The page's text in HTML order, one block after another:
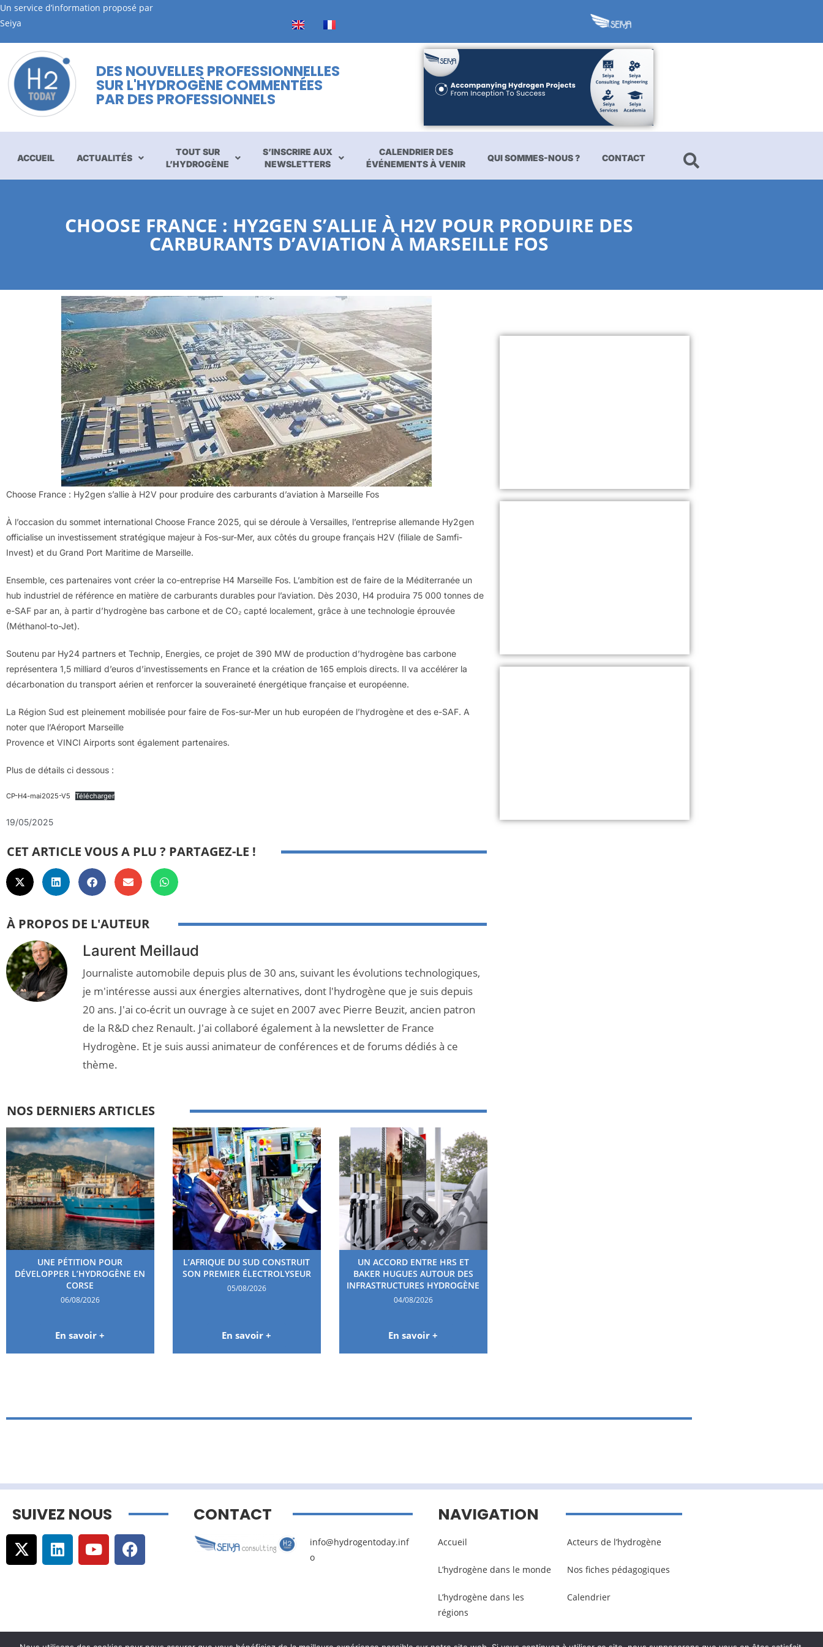
Un service d’information proposé par
Seiya
DES NOUVELLES PROFESSIONNELLES
SUR L'HYDROGÈNE COMMENTÉES
PAR DES PROFESSIONNELS
ACCUEIL ACTUALITÉS
TOUT SUR
L’HYDROGÈNE
S’INSCRIRE AUX
NEWSLETTERS
CALENDRIER DES
ÉVÉNEMENTS À VENIR
QUI SOMMES-NOUS ? CONTACT
CHOOSE FRANCE : HY2GEN S’ALLIE À H2V POUR PRODUIRE DES
CARBURANTS D’AVIATION À MARSEILLE FOS
Choose France : Hy2gen s’allie à H2V pour produire des carburants d’aviation à Marseille Fos
À l’occasion du sommet international Choose France 2025, qui se déroule à Versailles, l’entreprise allemande Hy2gen
officialise un investissement stratégique majeur à Fos-sur-Mer, aux côtés du groupe français H2V (filiale de Samfi-
Invest) et du Grand Port Maritime de Marseille.
Ensemble, ces partenaires vont créer la co-entreprise H4 Marseille Fos. L’ambition est de faire de la Méditerranée un
hub industriel de référence en matière de carburants durables pour l’aviation. Dès 2030, H4 produira 75 000 tonnes de
e-SAF par an, à partir d’hydrogène bas carbone et de CO₂ capté localement, grâce à une technologie éprouvée
(Méthanol-to-Jet).
Soutenu par Hy24 partners et Technip, Energies, ce projet de 390 MW de production d’hydrogène bas carbone
représentera 1,5 milliard d’euros d’investissements en France et la création de 165 emplois directs. Il va accélérer la
décarbonation du transport aérien et renforcer la souveraineté énergétique française et européenne.
La Région Sud est pleinement mobilisée pour faire de Fos-sur-Mer un hub européen de l’hydrogène et des e-SAF. A
noter que l’Aéroport Marseille
Provence et VINCI Airports sont également partenaires.
Plus de détails ci dessous :
CP-H4-mai2025-V5 Télécharger
19/05/2025
CET ARTICLE VOUS A PLU ? PARTAGEZ-LE !
À PROPOS DE L'AUTEUR
Laurent Meillaud
Journaliste automobile depuis plus de 30 ans, suivant les évolutions technologiques,
je m'intéresse aussi aux énergies alternatives, dont l'hydrogène que je suis depuis
20 ans. J'ai co-écrit un ouvrage à ce sujet en 2007 avec Pierre Beuzit, ancien patron
de la R&D chez Renault. J'ai collaboré également à la newsletter de France
Hydrogène. Et je suis aussi animateur de conférences et de forums dédiés à ce
thème.
NOS DERNIERS ARTICLES
UNE PÉTITION POUR
DÉVELOPPER L’HYDROGÈNE EN
CORSE
06/08/2026
En savoir +
L’AFRIQUE DU SUD CONSTRUIT
SON PREMIER ÉLECTROLYSEUR
05/08/2026
En savoir +
UN ACCORD ENTRE HRS ET
BAKER HUGUES AUTOUR DES
INFRASTRUCTURES HYDROGÈNE
04/08/2026
En savoir +
SUIVEZ NOUS CONTACT
info@hydrogentoday.inf
o
NAVIGATION
Accueil
L’hydrogène dans le monde
L’hydrogène dans les
régions
Acteurs de l’hydrogène
Nos fiches pédagogiques
Calendrier